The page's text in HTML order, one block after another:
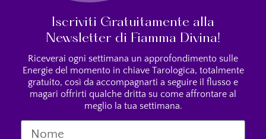
Iscriviti Gratuitamente alla
Newsletter di Fiamma Divina!
Riceverai ogni settimana un approfondimento sulle
Energie del momento in chiave Tarologica, totalmente
gratuito, così da accompagnarti a seguire il flusso e
magari offrirti qualche dritta su come affrontare al
meglio la tua settimana.